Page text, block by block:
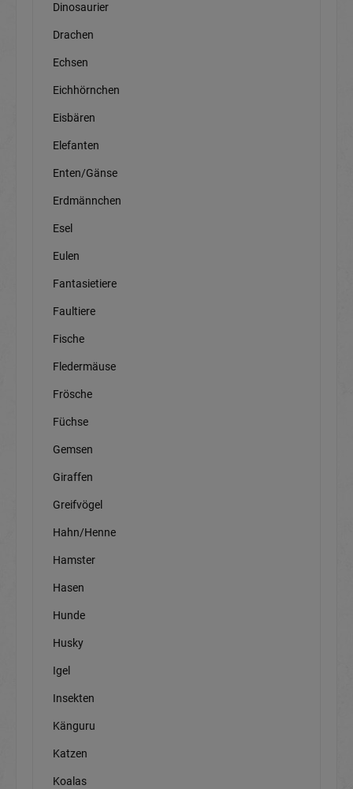
Dinosaurier
Drachen
Echsen
Eichhörnchen
Eisbären
Elefanten
Enten/Gänse
Erdmännchen
Esel
Eulen
Fantasietiere
Faultiere
Fische
Fledermäuse
Frösche
Füchse
Gemsen
Giraffen
Greifvögel
Hahn/Henne
Hamster
Hasen
Hunde
Husky
Igel
Insekten
Känguru
Katzen
Koalas